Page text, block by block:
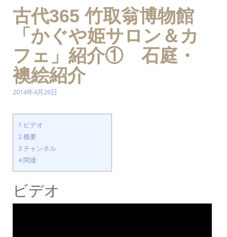
古代365 竹取翁博物館
「かぐや姫サロン＆カ
フェ」紹介① 石庭・
襖絵紹介
2014年4月26日
1 ビデオ
2概要
3チャンネル
4関連
ビデオ